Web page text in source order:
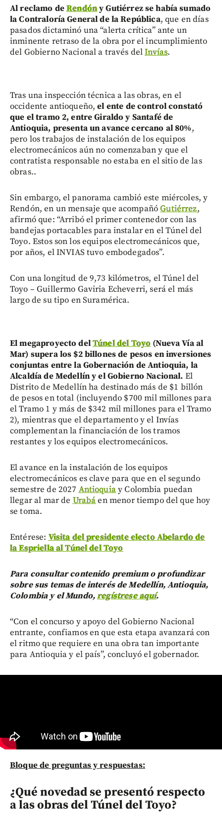
Al reclamo deRendóny Gutiérrez se había sumado
la Contraloría General de la República, que en días
pasados dictaminó una “alerta crítica” ante un
inminente retraso de la obra por el incumplimiento
del Gobierno Nacional a través delInvías.
Tras una inspección técnica a las obras, en el
occidente antioqueño,el ente de control constató
que el tramo 2, entre Giraldo y Santafé de
Antioquia, presenta un avance cercano al 80%,
pero los trabajos de instalación de los equipos
electromecánicos aún no comenzaban y que el
contratista responsable no estaba en el sitio de las
obras..
Sin embargo, el panorama cambió este miércoles, y
Rendón, en un mensaje que acompañóGutiérrez,
afirmó que: “Arribó el primer contenedor con las
bandejas portacables para instalar en el Túnel del
Toyo. Estos son los equipos electromecánicos que,
por años, el INVIAS tuvo embodegados”.
Con una longitud de 9,73 kilómetros, el Túnel del
Toyo – Guillermo Gaviria Echeverri, será el más
largo de su tipo en Suramérica.
El megaproyecto delTúnel del Toyo (Nueva Vía al
Mar) supera los $2 billones de pesos en inversiones
conjuntas entre la Gobernación de Antioquia, la
Alcaldía de Medellín y el Gobierno Nacional. El
Distrito de Medellín ha destinado más de $1 billón
de pesos en total (incluyendo $700 mil millones para
el Tramo 1 y más de $342 mil millones para el Tramo
2), mientras que el departamento y el Invías
complementan la financiación de los tramos
restantes y los equipos electromecánicos.
El avance en la instalación de los equipos
electromecánicos es clave para que en el segundo
semestre de 2027 Antioquiay Colombia puedan
llegar al mar de Urabáen menor tiempo del que hoy
se toma.
Entérese: Visita del presidente electo Abelardo de
la Espriella al Túnel del Toyo
Para consultar contenido premium o profundizar
sobre sus temas de interés de Medellín, Antioquia,
Colombia y el Mundo,regístrese aquí.
“Con el concurso y apoyo del Gobierno Nacional
entrante, confiamos en que esta etapa avanzará con
el ritmo que requiere en una obra tan importante
para Antioquia y el país”, concluyó el gobernador.
Bloque de preguntas y respuestas:
¿Qué novedad se presentó respecto
a las obras del Túnel del Toyo?